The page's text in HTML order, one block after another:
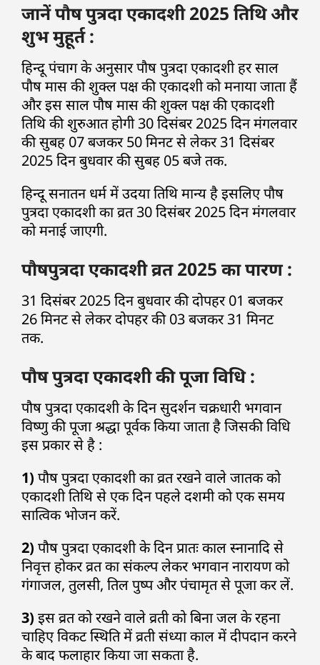
जानें पौष पुत्रदा एकादशी 2025 तिथि और
शुभ मुहूर्त :
हिन्दू पंचाग के अनुसार पौष पुत्रदा एकादशी हर साल
पौष मास की शुक्ल पक्ष की एकादशी को मनाया जाता हैं
और इस साल पौष मास की शुक्ल पक्ष की एकादशी
तिथि की शुरुआत होगी 30 दिसंबर 2025 दिन मंगलवार
की सुबह 07 बजकर 50 मिनट से लेकर 31 दिसंबर
2025 दिन बुधवार की सुबह 05 बजे तक.
हिन्दू सनातन धर्म में उदया तिथि मान्य है इसलिए पौष
पुत्रदा एकादशी का व्रत 30 दिसंबर 2025 दिन मंगलवार
को मनाई जाएगी.
पौषपुत्रदा एकादशी व्रत 2025 का पारण :
31 दिसंबर 2025 दिन बुधवार की दोपहर 01 बजकर
26 मिनट से लेकर दोपहर की 03 बजकर 31 मिनट
तक.
पौष पुत्रदा एकादशी की पूजा विधि :
पौष पुत्रदा एकादशी के दिन सुदर्शन चक्रधारी भगवान
विष्णु की पूजा श्रद्धा पूर्वक किया जाता है जिसकी विधि
इस प्रकार से है :
1) पौष पुत्रदा एकादशी का व्रत रखने वाले जातक को
एकादशी तिथि से एक दिन पहले दशमी को एक समय
सात्विक भोजन करें.
2) पौष पुत्रदा एकादशी के दिन प्रातः काल स्नानादि से
निवृत्त होकर व्रत का संकल्प लेकर भगवान नारायण को
गंगाजल, तुलसी, तिल पुष्प और पंचामृत से पूजा कर लें.
3) इस व्रत को रखने वाले व्रती को बिना जल के रहना
चाहिए विकट स्थिति में व्रती संध्या काल में दीपदान करने
के बाद फलाहार किया जा सकता है.